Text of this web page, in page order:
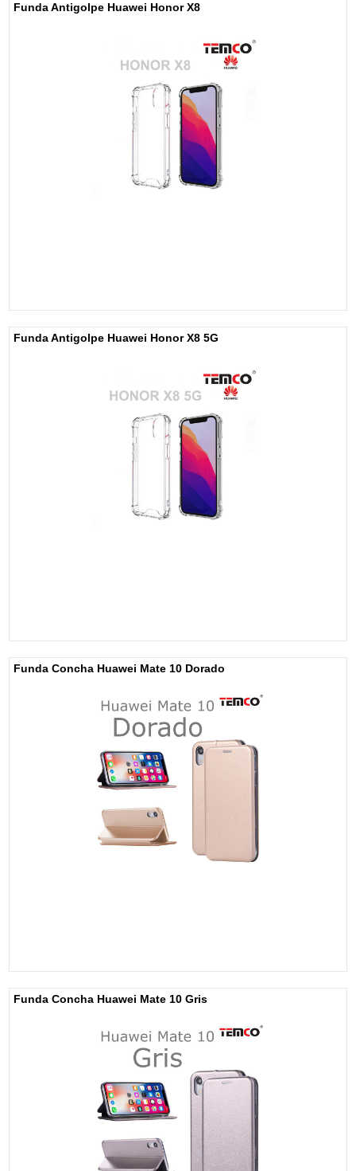
Funda Antigolpe Huawei Honor X8
Funda Antigolpe Huawei Honor X8 5G
Funda Concha Huawei Mate 10 Dorado
Funda Concha Huawei Mate 10 Gris